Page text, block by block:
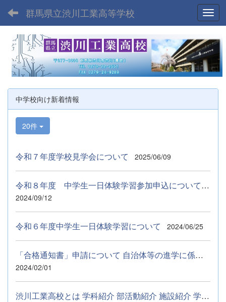
群馬県立渋川工業高等学校
中学校向け新着情報
20件
令和７年度学校見学会について 2025/06/09
令和８年度 中学生一日体験学習参加申込について ９月５日（土...
2024/09/12
令和６年度中学生一日体験学習について 2024/06/25
「合格通知書」申請について 自治体等の進学に係る奨学資金の申請...
2024/02/01
渋川工業高校とは 学科紹介 部活動紹介 施設紹介 学校行事 Q&amp;...